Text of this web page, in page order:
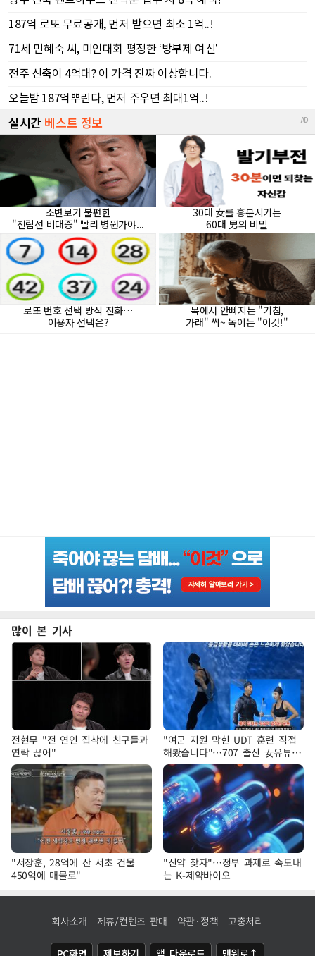
많이 본 기사
전현무 "전 연인 집착에 친구들과
연락 끊어"
"여군 지원 막힌 UDT 훈련 직접
해봤습니다"…707 출신 女유튜버
'완벽 소화'
"서장훈, 28억에 산 서초 건물
450억에 매물로"
"신약 찾자"…정부 과제로 속도내
는 K-제약바이오
회사소개 제휴/컨텐츠 판매 약관·정책 고충처리